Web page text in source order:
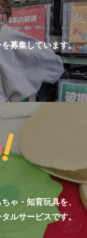
募集しています。
ゃ・知育玩具を、
ルサービスです。